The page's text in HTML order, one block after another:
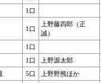
1口
1口
上野藤四郎（正
誠）
1口
1口 上野源太郎
5口 上野野熊ほか